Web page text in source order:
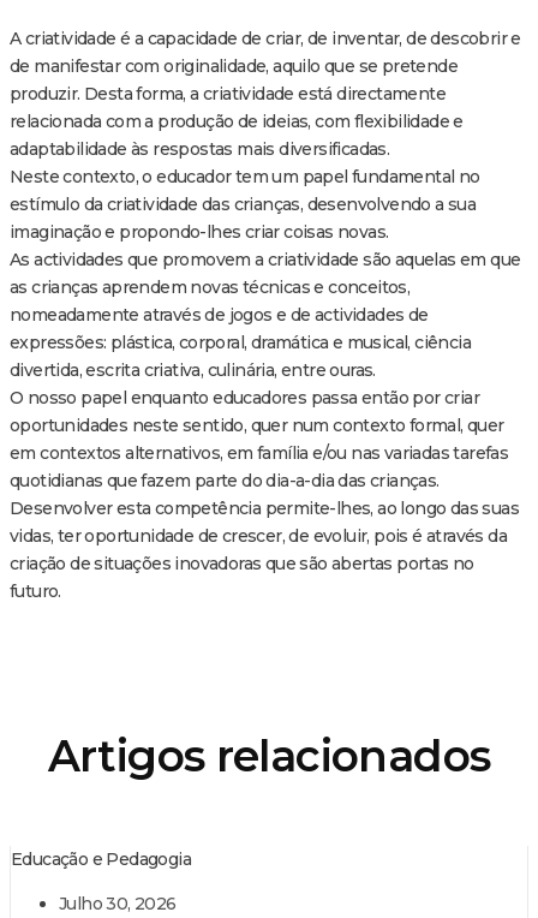
A criatividade é a capacidade de criar, de inventar, de descobrir e
de manifestar com originalidade, aquilo que se pretende
produzir. Desta forma, a criatividade está directamente
relacionada com a produção de ideias, com flexibilidade e
adaptabilidade às respostas mais diversificadas.
Neste contexto, o educador tem um papel fundamental no
estímulo da criatividade das crianças, desenvolvendo a sua
imaginação e propondo-lhes criar coisas novas.
As actividades que promovem a criatividade são aquelas em que
as crianças aprendem novas técnicas e conceitos,
nomeadamente através de jogos e de actividades de
expressões: plástica, corporal, dramática e musical, ciência
divertida, escrita criativa, culinária, entre ouras.
O nosso papel enquanto educadores passa então por criar
oportunidades neste sentido, quer num contexto formal, quer
em contextos alternativos, em família e/ou nas variadas tarefas
quotidianas que fazem parte do dia-a-dia das crianças.
Desenvolver esta competência permite-lhes, ao longo das suas
vidas, ter oportunidade de crescer, de evoluir, pois é através da
criação de situações inovadoras que são abertas portas no
futuro.
Artigos relacionados
Educação e Pedagogia
Julho 30, 2026